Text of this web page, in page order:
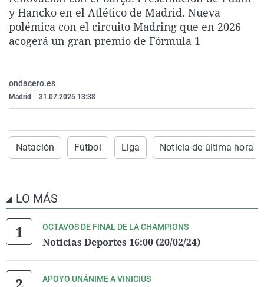
La rosa de los vientos
Gente viajera
Caso
Retornados
Operación Viuda
Extremadura
Galicia
Navarra
Virales
Televisión
y Hancko en el Atlético de Madrid. Nueva
polémica con el circuito Madring que en 2026
acogerá un gran premio de Fórmula 1
ondacero.es
Madrid 31.07.2025 13:38
Natación Fútbol Liga Noticia de última hora
LO MÁS
OCTAVOS DE FINAL DE LA CHAMPIONS
Noticias Deportes 16:00 (20/02/24)
APOYO UNÁNIME A VINICIUS